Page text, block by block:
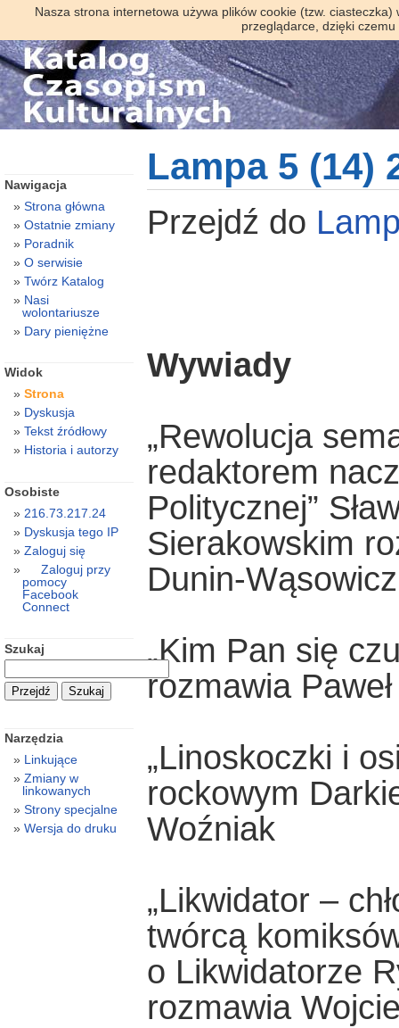
Nasza strona internetowa używa plików cookie (tzw.
przeglądarce, dzięki
Lampa 5 (14)
Przejdź do
Wywiady
„Rewolucja
redaktorem
Politycznej”
Sierakowskim
Dunin-Wąsowicz
„Kim Pan się
rozmawia
„Linoskoczki i
rockowym
Woźniak
„Likwidator –
twórcą
o Likwidatorze
rozmawia
Nawigacja
Strona główna
Ostatnie zmiany
Poradnik
O serwisie
Twórz Katalog
Nasi
wolontariusze
Dary pieniężne
Widok
Strona
Dyskusja
Tekst źródłowy
Historia i autorzy
Osobiste
216.73.217.24
Dyskusja tego IP
Zaloguj się
Zaloguj przy
pomocy
Facebook
Connect
Szukaj
Narzędzia
Linkujące
Zmiany w
linkowanych
Strony specjalne
Wersja do druku